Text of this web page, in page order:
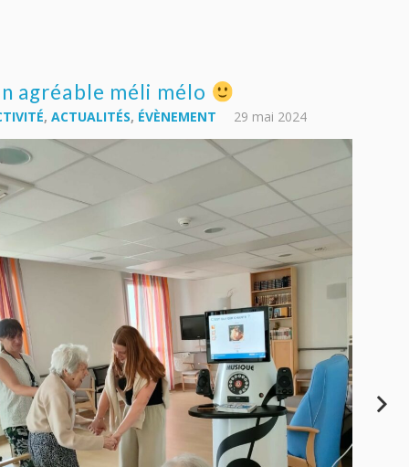
agréable méli mélo
, ACTUALITÉS, ÉVÈNEMENT 29 mai 2024